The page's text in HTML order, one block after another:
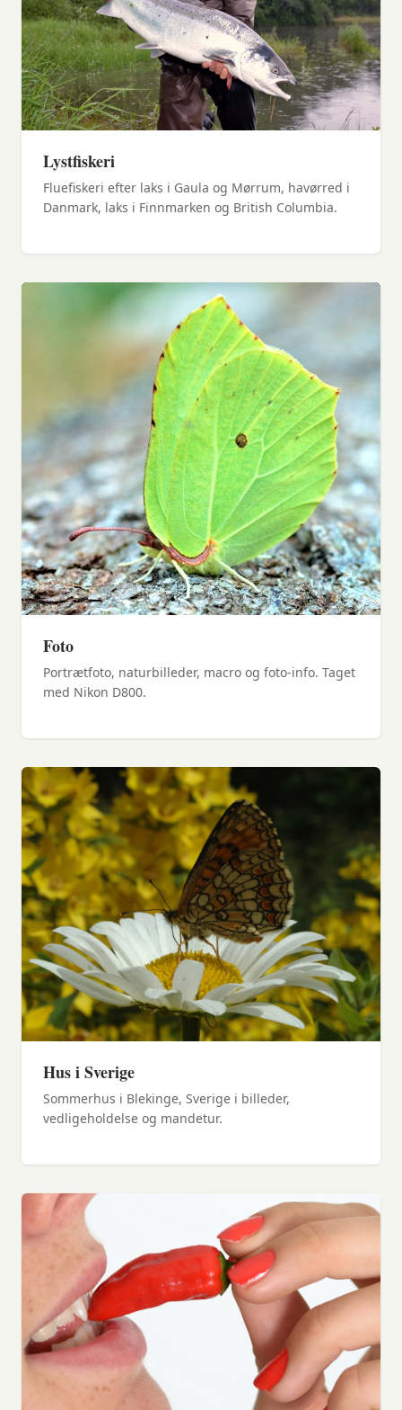
Lystfiskeri
Fluefiskeri efter laks i Gaula og Mørrum, havørred i
Danmark, laks i Finnmarken og British Columbia.
Foto
Portrætfoto, naturbilleder, macro og foto-info. Taget
med Nikon D800.
Hus i Sverige
Sommerhus i Blekinge, Sverige i billeder,
vedligeholdelse og mandetur.